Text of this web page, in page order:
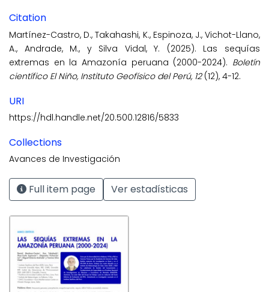
Citation
Martínez-Castro, D., Takahashi, K., Espinoza, J., Vichot-Llano,
A., Andrade, M., y Silva Vidal, Y. (2025). Las sequías
extremas en la Amazonía peruana (2000-2024). Boletín
científico El Niño, Instituto Geofísico del Perú, 12(12), 4-12.
URI
https://hdl.handle.net/20.500.12816/5833
Collections
Avances de Investigación
Full item page Ver estadísticas